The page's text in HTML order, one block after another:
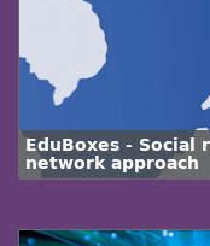
EduBoxes - Social
network approach